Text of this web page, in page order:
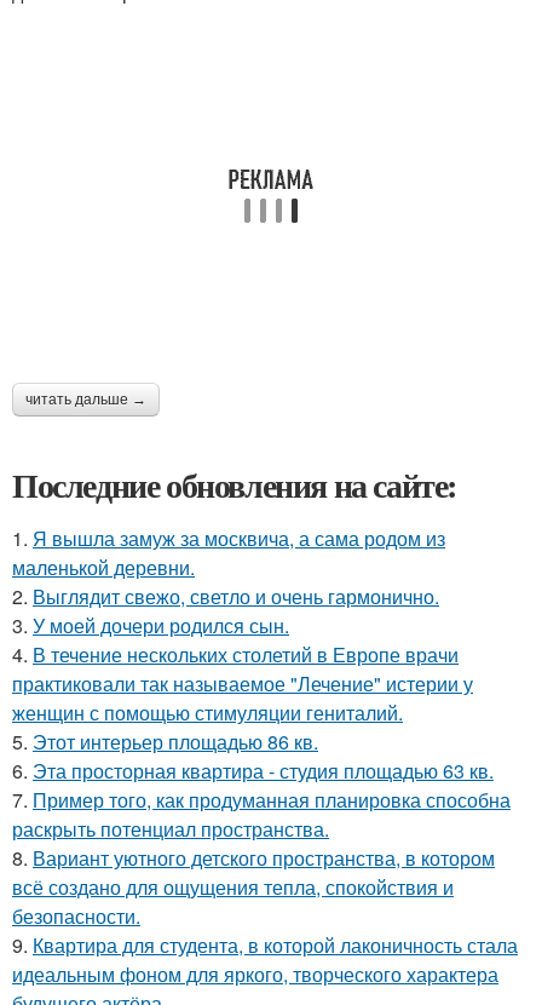
читать дальше →
Последние обновления на сайте:
1. Я вышла замуж за москвича, а сама родом из
маленькой деревни.
2. Выглядит свежо, светло и очень гармонично.
3. У моей дочери родился сын.
4. В течение нескольких столетий в Европе врачи
практиковали так называемое "Лечение" истерии у
женщин с помощью стимуляции гениталий.
5. Этот интерьер площадью 86 кв.
6. Эта просторная квартира - студия площадью 63 кв.
7. Пример того, как продуманная планировка способна
раскрыть потенциал пространства.
8. Вариант уютного детского пространства, в котором
всё создано для ощущения тепла, спокойствия и
безопасности.
9. Квартира для студента, в которой лаконичность стала
идеальным фоном для яркого, творческого характера